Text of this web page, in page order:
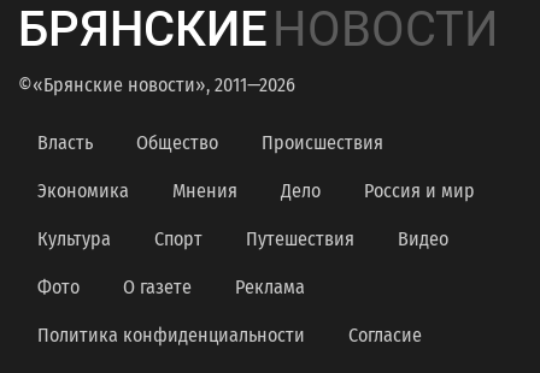
БРЯНСКИЕНОВОСТИ
©«Брянские новости», 2011—2026
Власть Общество Происшествия
Экономика Мнения Дело Россия и мир
Культура Спорт Путешествия Видео
Фото О газете Реклама
Политика конфиденциальности Согласие